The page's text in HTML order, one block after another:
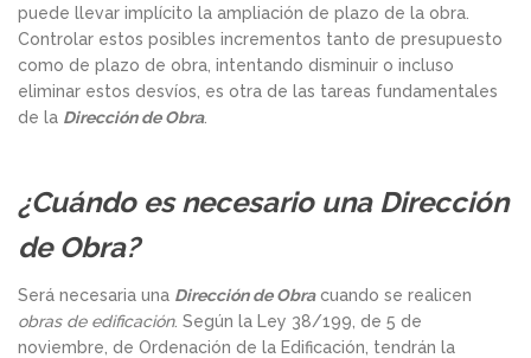
puede llevar implícito la ampliación de plazo de la obra.
Controlar estos posibles incrementos tanto de presupuesto
como de plazo de obra, intentando disminuir o incluso
eliminar estos desvíos, es otra de las tareas fundamentales
de la Dirección de Obra.
¿Cuándo es necesario una Dirección
de Obra?
Será necesaria una Dirección de Obracuando se realicen
obras de edificación. Según la Ley 38/199, de 5 de
noviembre, de Ordenación de la Edificación, tendrán la